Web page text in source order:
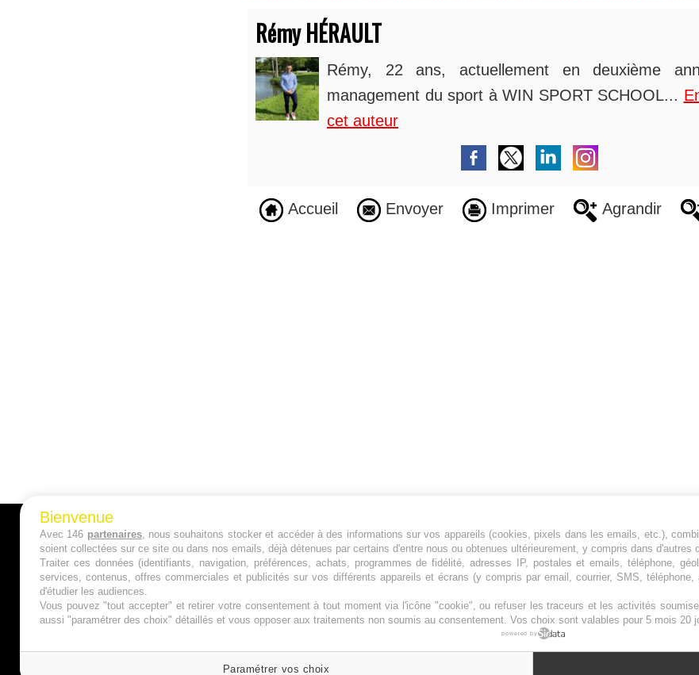
Rémy HÉRAULT
Rémy, 22 ans, actuellement en deuxième
management du sport à WIN SPORT SCHOOL...
cet auteur
Accueil Envoyer Imprimer Agrandir
A PROPOS
Qui sommes nous ?
Mentions Légales
Politique de Cookies
Jeunesfooteux est un média sportif qui traite
principalement de l'actualité de la Ligue 1 et
des grosses actualités de la Ligue 2 et du
Plan du site | Syndication |Powered by WM
Bienvenue
Avec 146 partenaires, nous souhaitons stocker et accéder à des informations sur vos appareils (cookies, pixels dans les emails, etc.),
soient collectées sur ce site ou dans nos emails, déjà détenues par certains d'entre nous ou obtenues ultérieurement, y compris dans d'autres
Traiter ces données (identifiants, navigation, préférences, achats, programmes de fidélité, adresses IP, postales et emails, téléphone,
services, contenus, offres commerciales et publicités sur vos différents appareils et écrans (y compris par email, courrier, SMS,
d'étudier les audiences.
Vous pouvez "tout accepter" et retirer votre consentement à tout moment via l'icône "cookie", ou refuser les traceurs et les activités
aussi "paramétrer des choix" détaillés et vous opposer aux traitements non soumis au consentement. Vos choix sont valables pour 5 mois 20
powered by
Paramétrer vos choix